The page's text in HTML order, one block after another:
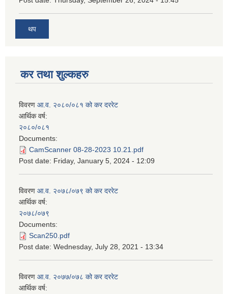
थप
कर तथा शुल्कहरु
विवरण आ.व. २०८०/०८१ को कर दररेट
आर्थिक वर्ष:
२०८०/०८१
Documents:
CamScanner 08-28-2023 10.21.pdf
Post date: Friday, January 5, 2024 - 12:09
विवरण आ.व. २०७८/०७९ को कर दररेट
आर्थिक वर्ष:
२०७८/०७९
Documents:
Scan250.pdf
Post date: Wednesday, July 28, 2021 - 13:34
विवरण आ.व. २०७७/०७८ को कर दररेट
आर्थिक वर्ष: